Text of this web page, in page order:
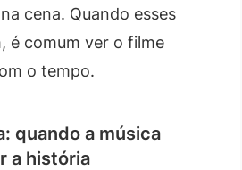
cena. Quando esses
é comum ver o filme
o tempo.
quando a música
a história